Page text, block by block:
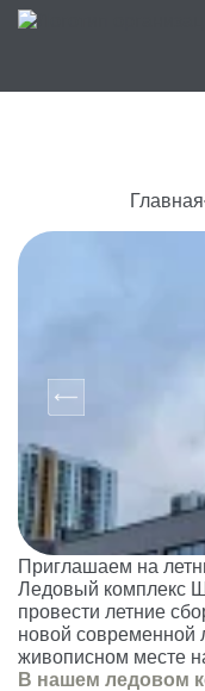
Главная
Приглашаем на
Ледовый комплекс
провести летние
новой современной
живописном месте
В нашем ледовом